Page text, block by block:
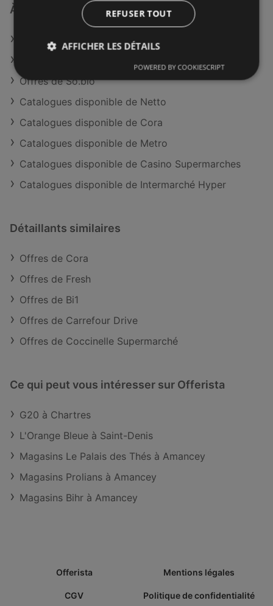
À découvrir aussi
Offres de Maximarché
Offres de So.bio
Catalogues disponible de Netto
Catalogues disponible de Cora
Catalogues disponible de Metro
Catalogues disponible de Casino Supermarches
Catalogues disponible de Intermarché Hyper
Détaillants similaires
Offres de Cora
Offres de Fresh
Offres de Bi1
Offres de Carrefour Drive
Offres de Coccinelle Supermarché
Ce qui peut vous intéresser sur Offerista
G20 à Chartres
L'Orange Bleue à Saint-Denis
Magasins Le Palais des Thés à Amancey
Magasins Prolians à Amancey
Magasins Bihr à Amancey
Offerista Mentions légales
CGV Politique de confidentialité
REFUSER TOUT
AFFICHER LES DÉTAILS
POWERED BY COOKIESCRIPT